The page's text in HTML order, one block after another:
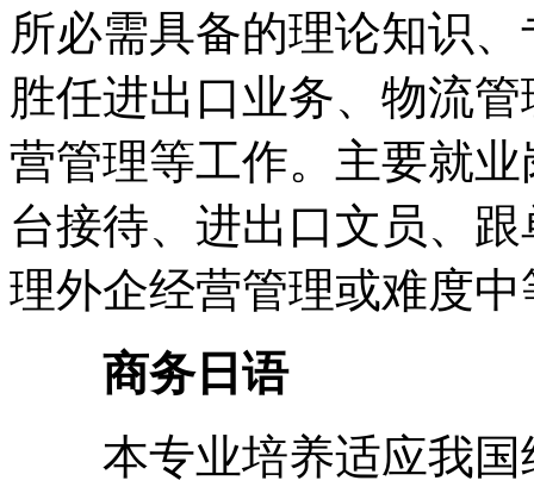
所必需具备的理论知识
胜任进出口业务、物流
营管理等工作。主要就
台接待、进出口文员、
理外企经营管理或难度
商务日语
本专业培养适应我国